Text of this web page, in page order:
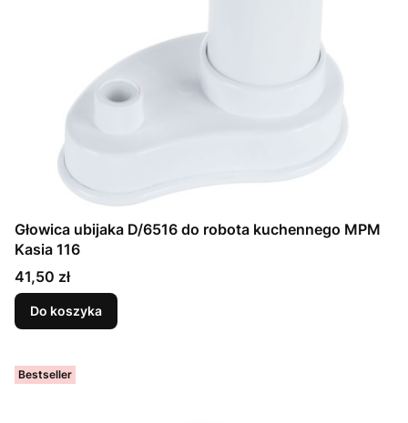
Głowica ubijaka D/6516 do robota kuchennego MPM
Kasia 116
Cena
41,50 zł
Do koszyka
Bestseller